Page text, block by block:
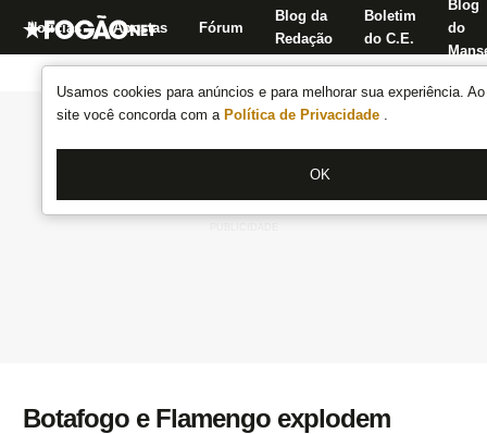
Usamos cookies para anúncios e para melhorar sua experiência.
site você concorda com a Política de Privacidade .
OK
Notícias Apostas Fórum
Blog da
Redação
Boletim
do C.E.
Blog
do
Botafogo e Flamengo explodem